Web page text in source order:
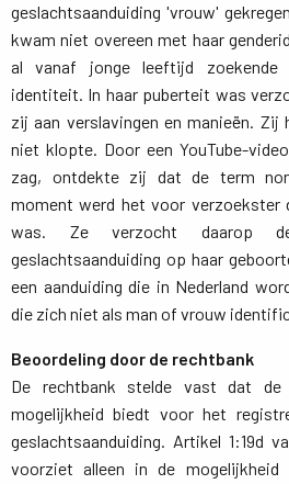
geslachtsaanduiding 'vrouw'
kwam niet overeen met haar
al vanaf jonge leeftijd
identiteit. In haar puberteit was
zij aan verslavingen en manieën.
niet klopte. Door een YouTube-
zag, ontdekte zij dat de term
moment werd het voor verzoekster
was. Ze verzocht daarop
geslachtsaanduiding op haar
een aanduiding die in Nederland
die zich niet als man of vrouw
Beoordeling door de rechtbank
De rechtbank stelde vast dat de
mogelijkheid biedt voor het
geslachtsaanduiding. Artikel 1:19d
voorziet alleen in de